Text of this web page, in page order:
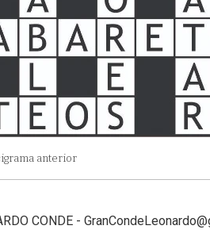
anterior
CONDE -